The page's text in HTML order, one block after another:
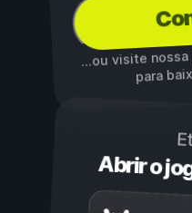
...ou visite
para
Abrir o